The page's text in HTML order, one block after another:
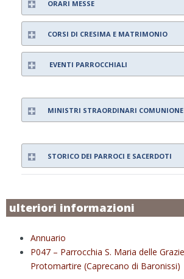
ORARI MESSE
CORSI DI CRESIMA E MATRIMONIO
EVENTI PARROCCHIALI
MINISTRI STRAORDINARI COMUNIONE
STORICO DEI PARROCI E SACERDOTI
ulteriori informazioni
Annuario
P047 – Parrocchia S. Maria delle
Protomartire (Caprecano di Baronissi)